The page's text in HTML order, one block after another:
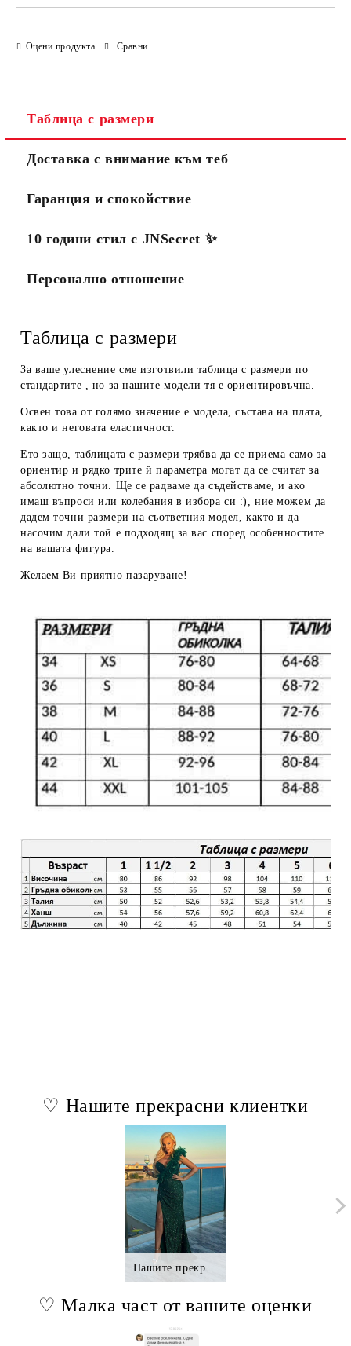
Оцени продукта Сравни
Таблица с размери
Доставка с внимание към теб
Гаранция и спокойствие
10 години стил с JNSecret ✨️
Персонално отношение
Таблица с размери
За ваше улеснение сме изготвили таблица с размери по
стандартите , но за нашите модели тя е ориентировъчна.
Освен това от голямо значение е модела, състава на плата,
както и неговата еластичност.
Ето защо, таблицата с размери трябва да се приема само за
ориентир и рядко трите й параметра могат да се считат за
абсолютно точни. Ще се радваме да съдействаме, и ако
имаш въпроси или колебания в избора си :), ние можем да
дадемточни размери на съответния модел, както и да
насочим дали той е подходящ за вас според особенностите
на вашата фигура.
Желаем Ви приятно пазаруване!
♡ Нашите прекрасни клиентки
♡ Малка част от вашите оценки